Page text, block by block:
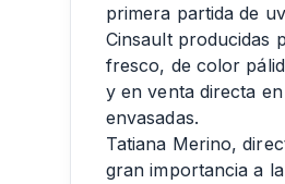
primera partida de
Cinsault producidas
fresco, de color
y en venta directa
envasadas.
Tatiana Merino,
gran importancia a